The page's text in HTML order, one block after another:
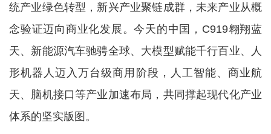
统产业绿色转型，新兴产业聚链成群，未来产业从概
念验证迈向商业化发展。今天的中国，C919翱翔蓝
天、新能源汽车驰骋全球、大模型赋能千行百业、人
形机器人迈入万台级商用阶段，人工智能、商业航
天、脑机接口等产业加速布局，共同撑起现代化产业
体系的坚实版图。